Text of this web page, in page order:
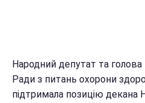
Народний депутат та
Ради з питань охорони
підтримала позицію декана